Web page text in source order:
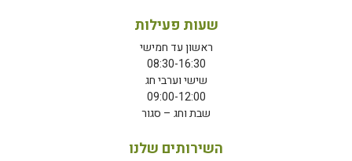
שעות פעילות
ראשון עד חמישי
08:30-16:30
שישי וערבי חג
09:00-12:00
שבת וחג – סגור
השירותים שלנו